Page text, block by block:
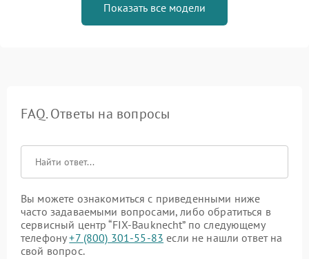
Показать все модели
FAQ. Ответы на вопросы
Вы можете ознакомиться с приведенными ниже
часто задаваемыми вопросами, либо обратиться в
сервисный центр “FIX-Bauknecht” по следующему
телефону+7 (800) 301-55-83 если не нашли ответ на
свой вопрос.